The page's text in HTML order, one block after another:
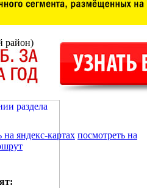
район)
на яндекс-картах посмотреть на